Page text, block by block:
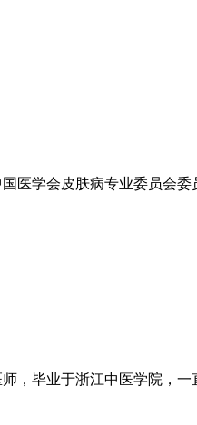
医学会皮肤病专业委员会委
，毕业于浙江中医学院，一